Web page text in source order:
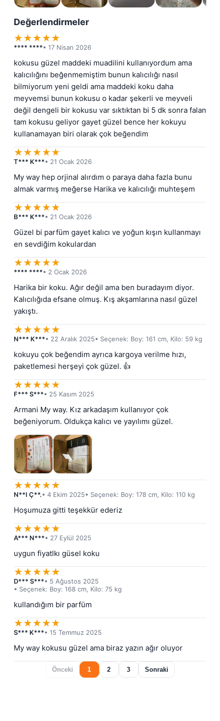
Değerlendirmeler
★★★★★
**** ****• 17 Nisan 2026
kokusu güzel maddeki muadilini kullanıyordum ama
kalıcılığını beğenmemiştim bunun kalıcılığı nasıl
bilmiyorum yeni geldi ama maddeki koku daha
meyvemsi bunun kokusu o kadar şekerli ve meyveli
değil dengeli bir kokusu var sıktıktan bi 5 dk sonra falan
tam kokusu geliyor gayet güzel bence her kokuyu
kullanamayan biri olarak çok beğendim
★★★★★
T*** K***• 21 Ocak 2026
My way hep orjinal alırdım o paraya daha fazla bunu
almak varmış meğerse Harika ve kalıcılığı muhteşem
★★★★★
B*** K***• 21 Ocak 2026
Güzel bi parfüm gayet kalıcı ve yoğun kışın kullanmayı
en sevdiğim kokulardan
★★★★★
**** ****• 2 Ocak 2026
Harika bir koku. Ağır değil ama ben buradayım diyor.
Kalıcılığıda efsane olmuş. Kış akşamlarına nasıl güzel
yakıştı.
★★★★★
N*** K***• 22 Aralık 2025• Seçenek: Boy: 161 cm, Kilo: 59 kg
kokuyu çok beğendim ayrıca kargoya verilme hızı,
paketlemesi herşeyi çok güzel. 👍
★★★★★
F*** S***• 25 Kasım 2025
Armani My way. Kız arkadaşım kullanıyor çok
beğeniyorum. Oldukça kalıcı ve yayılımı güzel.
★★★★★
N**I Ç**.• 4 Ekim 2025• Seçenek: Boy: 178 cm, Kilo: 110 kg
Hoşumuza gitti teşekkür ederiz
★★★★★
A*** N***• 27 Eylül 2025
uygun fiyatlkı güsel koku
★★★★★
D*** S***• 5 Ağustos 2025
• Seçenek: Boy: 168 cm, Kilo: 75 kg
kullandığım bir parfüm
★★★★★
S*** K***• 15 Temmuz 2025
My way kokusu güzel ama biraz yazın ağır oluyor
Önceki 1 2 3 Sonraki